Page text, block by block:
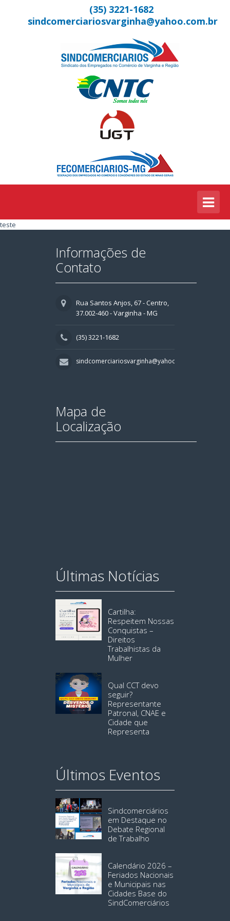
(35) 3221-1682
sindcomerciariosvarginha@yahoo.com.br
teste
Informações de
Contato
Rua Santos Anjos, 67 - Centro,
37.002-460 - Varginha - MG
(35) 3221-1682
sindcomerciariosvarginha@yahoo.com.br
Mapa de
Localização
Últimas Notícias
Cartilha:
Respeitem Nossas
Conquistas –
Direitos
Trabalhistas da
Mulher
Qual CCT devo
seguir?
Representante
Patronal, CNAE e
Cidade que
Representa
Últimos Eventos
Sindcomerciários
em Destaque no
Debate Regional
de Trabalho
Calendário 2026 –
Feriados Nacionais
e Municipais nas
Cidades Base do
SindComerciários